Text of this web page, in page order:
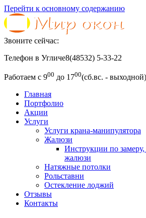
Перейти к основному содержанию
Звоните сейчас:
Телефон в Угличе8(48532) 5-33-22
Работаем с 900 до 1700(сб.вс. - выходной)
Главная
Портфолио
Акции
Услуги
Услуги крана-манипулятора
Жалюзи
Инструкции по
жалюзи
Натяжные потолки
Рольставни
Остекление лоджий
Отзывы
Контакты